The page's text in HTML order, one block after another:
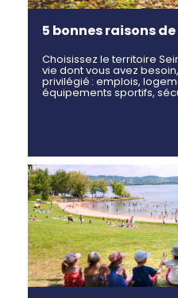
5 bonnes raisons
Choisissez le territoire
vie dont vous avez
privilégié : emplois,
équipements sportifs,